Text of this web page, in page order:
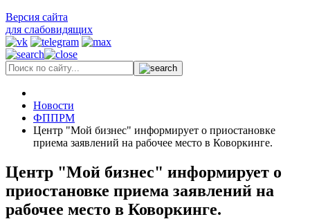
Версия сайта
для слабовидящих
Новости
ФППРМ
Центр "Мой бизнес" информирует о приостановке
приема заявлений на рабочее место в Коворкинге.
Центр "Мой бизнес" информирует о
приостановке приема заявлений на
рабочее место в Коворкинге.